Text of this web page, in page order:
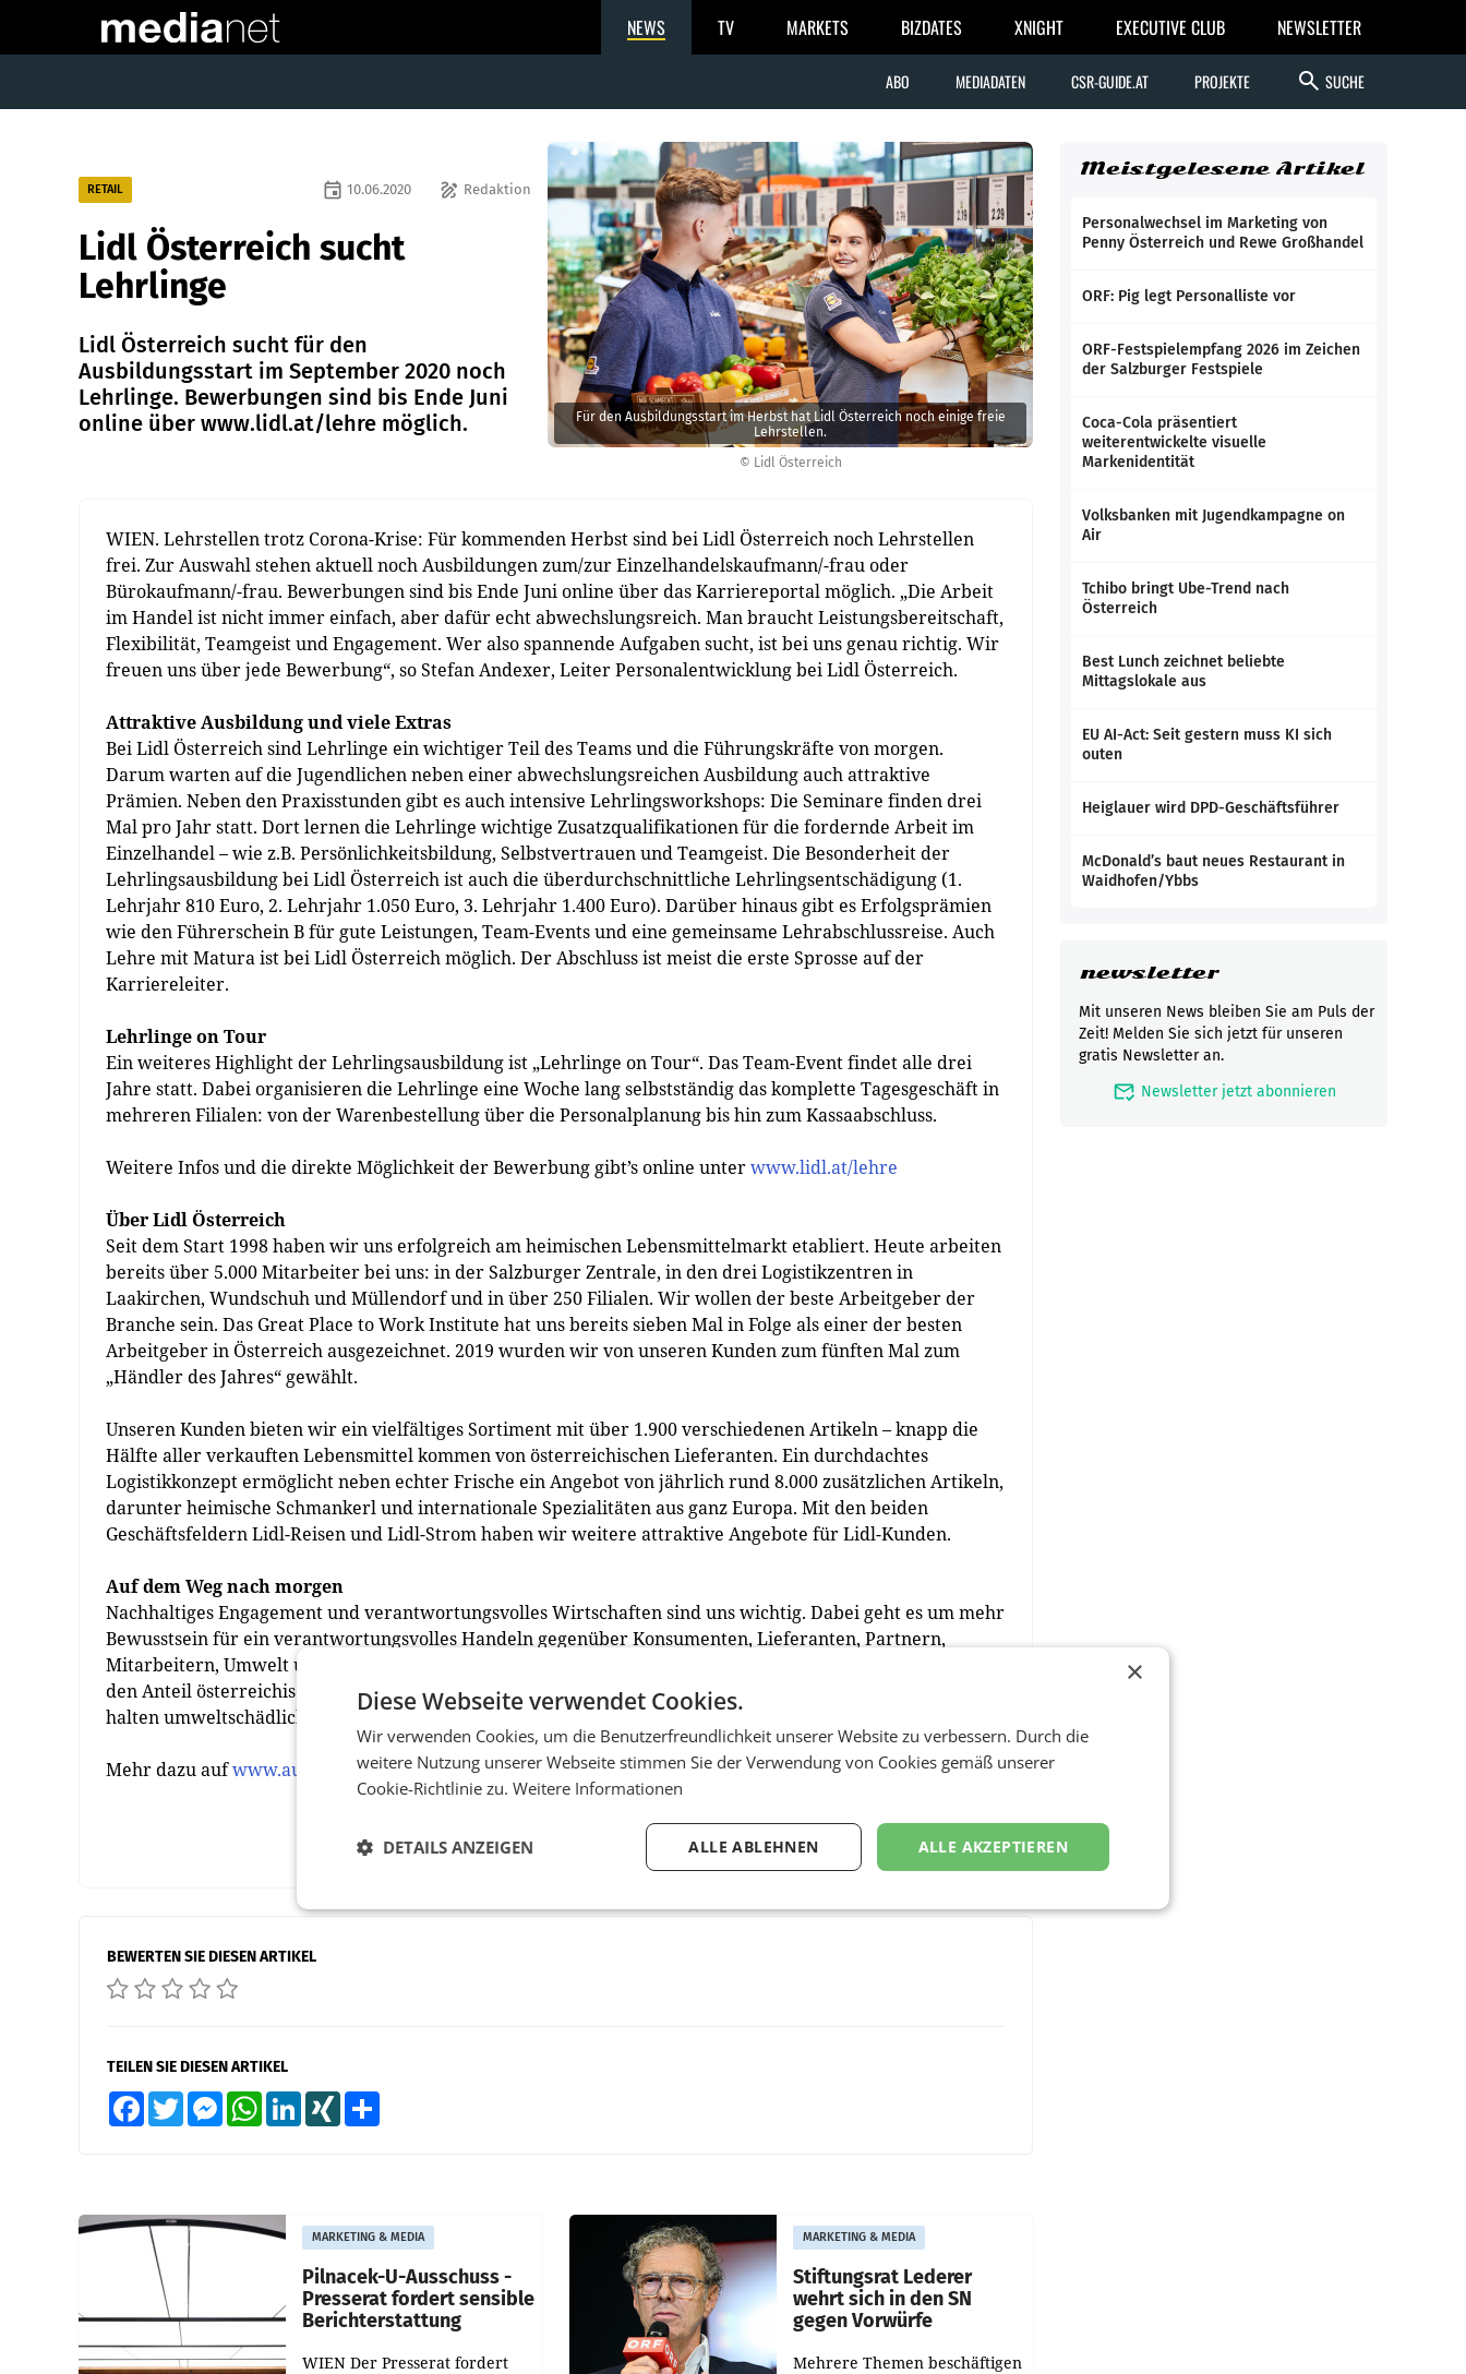
NEWS TV MARKETS BIZDATES XNIGHT EXECUTIVE CLUB NEWSLETTER
ABO MEDIADATEN CSR-GUIDE.AT PROJEKTE search SUCHE
© Lidl Österreich
Für den Ausbildungsstart im Herbst hat Lidl Österreich noch einige freie
Lehrstellen.
RETAIL draw Redaktion
event 10.06.2020
Lidl Österreich sucht
Lehrlinge
Lidl Österreich sucht für den
Ausbildungsstart im September 2020 noch
Lehrlinge. Bewerbungen sind bis Ende Juni
online über www.lidl.at/lehre möglich.
WIEN. Lehrstellen trotz Corona-Krise: Für kommenden Herbst sind bei Lidl Österreich noch Lehrstellen
frei. Zur Auswahl stehen aktuell noch Ausbildungen zum/zur Einzelhandelskaufmann/-frau oder
Bürokaufmann/-frau. Bewerbungen sind bis Ende Juni online über das Karriereportal möglich. „Die Arbeit
im Handel ist nicht immer einfach, aber dafür echt abwechslungsreich. Man braucht Leistungsbereitschaft,
Flexibilität, Teamgeist und Engagement. Wer also spannende Aufgaben sucht, ist bei uns genau richtig. Wir
freuen uns über jede Bewerbung“, so Stefan Andexer, Leiter Personalentwicklung bei Lidl Österreich.
Attraktive Ausbildung und viele Extras
Bei Lidl Österreich sind Lehrlinge ein wichtiger Teil des Teams und die Führungskräfte von morgen.
Darum warten auf die Jugendlichen neben einer abwechslungsreichen Ausbildung auch attraktive
Prämien. Neben den Praxisstunden gibt es auch intensive Lehrlingsworkshops: Die Seminare finden drei
Mal pro Jahr statt. Dort lernen die Lehrlinge wichtige Zusatzqualifikationen für die fordernde Arbeit im
Einzelhandel – wie z.B. Persönlichkeitsbildung, Selbstvertrauen und Teamgeist. Die Besonderheit der
Lehrlingsausbildung bei Lidl Österreich ist auch die überdurchschnittliche Lehrlingsentschädigung (1.
Lehrjahr 810 Euro, 2. Lehrjahr 1.050 Euro, 3. Lehrjahr 1.400 Euro). Darüber hinaus gibt es Erfolgsprämien
wie den Führerschein B für gute Leistungen, Team-Events und eine gemeinsame Lehrabschlussreise. Auch
Lehre mit Matura ist bei Lidl Österreich möglich. Der Abschluss ist meist die erste Sprosse auf der
Karriereleiter.
Lehrlinge on Tour
Ein weiteres Highlight der Lehrlingsausbildung ist „Lehrlinge on Tour“. Das Team-Event findet alle drei
Jahre statt. Dabei organisieren die Lehrlinge eine Woche lang selbstständig das komplette Tagesgeschäft in
mehreren Filialen: von der Warenbestellung über die Personalplanung bis hin zum Kassaabschluss.
Weitere Infos und die direkte Möglichkeit der Bewerbung gibt’s online unterwww.lidl.at/lehre
Über Lidl Österreich
Seit dem Start 1998 haben wir uns erfolgreich am heimischen Lebensmittelmarkt etabliert. Heute arbeiten
bereits über 5.000 Mitarbeiter bei uns: in der Salzburger Zentrale, in den drei Logistikzentren in
Laakirchen, Wundschuh und Müllendorf und in über 250 Filialen. Wir wollen der beste Arbeitgeber der
Branche sein. Das Great Place to Work Institute hat uns bereits sieben Mal in Folge als einer der besten
Arbeitgeber in Österreich ausgezeichnet. 2019 wurden wir von unseren Kunden zum fünften Mal zum
„Händler des Jahres“ gewählt.
Unseren Kunden bieten wir ein vielfältiges Sortiment mit über 1.900 verschiedenen Artikeln – knapp die
Hälfte aller verkauften Lebensmittel kommen von österreichischen Lieferanten. Ein durchdachtes
Logistikkonzept ermöglicht neben echter Frische ein Angebot von jährlich rund 8.000 zusätzlichen Artikeln,
darunter heimische Schmankerl und internationale Spezialitäten aus ganz Europa. Mit den beiden
Geschäftsfeldern Lidl-Reisen und Lidl-Strom haben wir weitere attraktive Angebote für Lidl-Kunden.
Auf dem Weg nach morgen
Nachhaltiges Engagement und verantwortungsvolles Wirtschaften sind uns wichtig. Dabei geht es um mehr
Bewusstsein für ein verantwortungsvolles Handeln gegenüber Konsumenten, Lieferanten, Partnern,
Mitarbeitern, Umwelt und der Gesellschaft. Wir wollen unser Sortiment noch nachhaltiger gestalten und
den Anteil österreichischer und regionaler Produkte weiter ausbauen. Wir setzen Ressourcen effizient ein,
halten umweltschädliche Emissionen so niedrig wie möglich und reduzieren Abfälle.
Mehr dazu aufwww.aufdemwegnachmorgen.at
BEWERTEN SIE DIESEN ARTIKEL
TEILEN SIE DIESEN ARTIKEL
FacebookTwitter MessengerWhatsAppLinkedInXING
MARKETING & MEDIA
Pilnacek-U-Ausschuss -
Presserat fordert sensible
Berichterstattung
WIEN Der Presserat fordert
MARKETING & MEDIA
Stiftungsrat Lederer
wehrt sich in den SN
gegen Vorwürfe
Mehrere Themen beschäftigen
Meistgelesene Artikel
Personalwechsel im Marketing von
Penny Österreich und Rewe Großhandel
ORF: Pig legt Personalliste vor
ORF-Festspielempfang 2026 im Zeichen
der Salzburger Festspiele
Coca-Cola präsentiert
weiterentwickelte visuelle
Markenidentität
Volksbanken mit Jugendkampagne on
Air
Tchibo bringt Ube-Trend nach
Österreich
Best Lunch zeichnet beliebte
Mittagslokale aus
EU AI-Act: Seit gestern muss KI sich
outen
Heiglauer wird DPD-Geschäftsführer
McDonald’s baut neues Restaurant in
Waidhofen/Ybbs
newsletter
Mit unseren News bleiben Sie am Puls der
Zeit! Melden Sie sich jetzt für unseren
gratis Newsletter an.
mark_email_read Newsletter jetzt abonnieren
×
Diese Webseite verwendet Cookies.
Wir verwenden Cookies, um die Benutzerfreundlichkeit unserer Website zu verbessern. Durch die
weitere Nutzung unserer Webseite stimmen Sie der Verwendung von Cookies gemäß unserer
Cookie-Richtlinie zu. Weitere Informationen
ALLE AKZEPTIEREN
ALLE ABLEHNEN
DETAILS ANZEIGEN